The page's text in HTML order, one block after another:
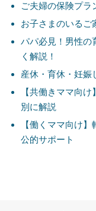
ご夫婦の保険プラ
お子さまのいるご
パパ必見！男性の
く解説！
産休・育休・妊娠
【共働きママ向
別に解説
【働くママ向け
公的サポート